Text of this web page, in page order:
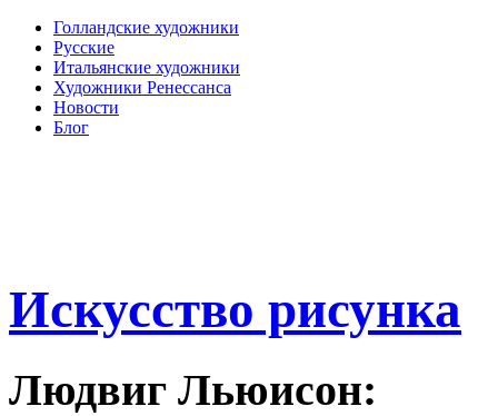
Голландские художники
Русские
Итальянские художники
Художники Ренессанса
Новости
Блог
Искусство рисунка
Людвиг Льюисон: